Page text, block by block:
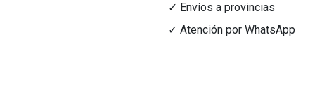
✓ Envíos a provincias
✓ Atención por WhatsApp